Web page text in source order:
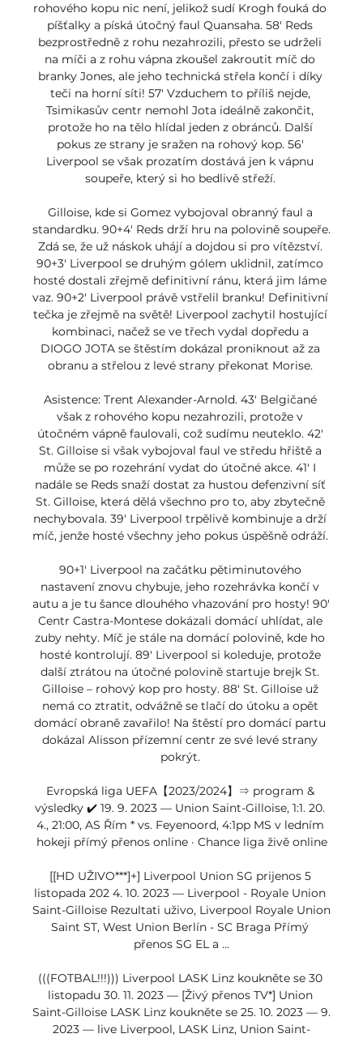
rohového kopu nic není, jelikož sudí Krogh fouká do
píšťalky a píská útočný faul Quansaha. 58' Reds
bezprostředně z rohu nezahrozili, přesto se udrželi
na míči a z rohu vápna zkoušel zakroutit míč do
branky Jones, ale jeho technická střela končí i díky
teči na horní síti! 57' Vzduchem to příliš nejde,
Tsimikasův centr nemohl Jota ideálně zakončit,
protože ho na tělo hlídal jeden z obránců. Další
pokus ze strany je sražen na rohový kop. 56'
Liverpool se však prozatím dostává jen k vápnu
soupeře, který si ho bedlivě střeží.
Gilloise, kde si Gomez vybojoval obranný faul a
standardku. 90+4' Reds drží hru na polovině soupeře.
Zdá se, že už náskok uhájí a dojdou si pro vítězství.
90+3' Liverpool se druhým gólem uklidnil, zatímco
hosté dostali zřejmě definitivní ránu, která jim láme
vaz. 90+2' Liverpool právě vstřelil branku! Definitivní
tečka je zřejmě na světě! Liverpool zachytil hostující
kombinaci, načež se ve třech vydal dopředu a
DIOGO JOTA se štěstím dokázal proniknout až za
obranu a střelou z levé strany překonat Morise.
Asistence: Trent Alexander-Arnold. 43' Belgičané
však z rohového kopu nezahrozili, protože v
útočném vápně faulovali, což sudímu neuteklo. 42'
St. Gilloise si však vybojoval faul ve středu hřiště a
může se po rozehrání vydat do útočné akce. 41' I
nadále se Reds snaží dostat za hustou defenzivní síť
St. Gilloise, která dělá všechno pro to, aby zbytečně
nechybovala. 39' Liverpool trpělivě kombinuje a drží
míč, jenže hosté všechny jeho pokus úspěšně odráží.
90+1' Liverpool na začátku pětiminutového
nastavení znovu chybuje, jeho rozehrávka končí v
autu a je tu šance dlouhého vhazování pro hosty! 90'
Centr Castra-Montese dokázali domácí uhlídat, ale
zuby nehty. Míč je stále na domácí polovině, kde ho
hosté kontrolují. 89' Liverpool si koleduje, protože
další ztrátou na útočné polovině startuje brejk St.
Gilloise – rohový kop pro hosty. 88' St. Gilloise už
nemá co ztratit, odvážně se tlačí do útoku a opět
domácí obraně zavařilo! Na štěstí pro domácí partu
dokázal Alisson přízemní centr ze své levé strany
pokrýt.
Evropská liga UEFA【2023/2024】⇒ program &
výsledky ✔️ 19. 9. 2023 — Union Saint-Gilloise, 1:1. 20.
4., 21:00, AS Řím * vs. Feyenoord, 4:1pp MS v ledním
hokeji přímý přenos online · Chance liga živě online
[[HD UŽIVO***]+] Liverpool Union SG prijenos 5
listopada 202 4. 10. 2023 — Liverpool - Royale Union
Saint-Gilloise Rezultati uživo, Liverpool Royale Union
Saint ST, West Union Berlín - SC Braga Přímý
přenos SG EL a ...
(((FOTBAL!!!))) Liverpool LASK Linz koukněte se 30
listopadu 30. 11. 2023 — [Živý přenos TV*] Union
Saint-Gilloise LASK Linz koukněte se 25. 10. 2023 — 9.
2023 — live Liverpool, LASK Linz, Union Saint-